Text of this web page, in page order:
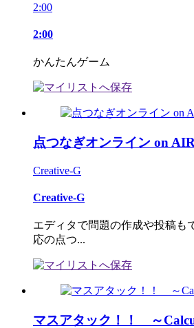
2:00
2:00
かんたんゲーム
点つなぎオンライン on AIR
Creative-G
Creative-G
エディタで問題の作成や投稿も
応の点つ...
マスアタック！！ ～